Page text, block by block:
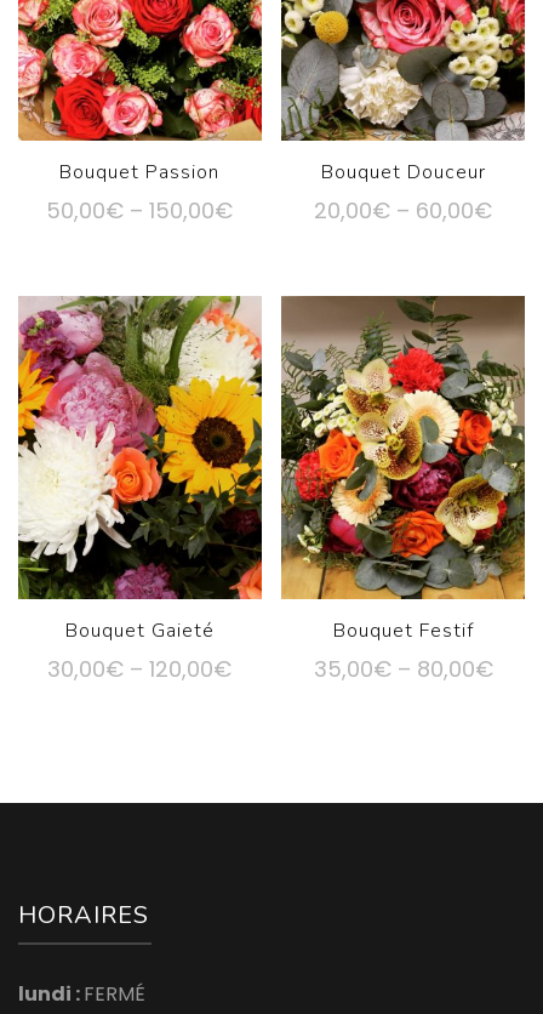
Bouquet Passion
50,00€ –150,00€
Bouquet Douceur
20,00€ – 60,00€
Bouquet Gaieté
30,00€ –120,00€
Bouquet Festif
35,00€– 80,00€
HORAIRES
lundi :FERMÉ